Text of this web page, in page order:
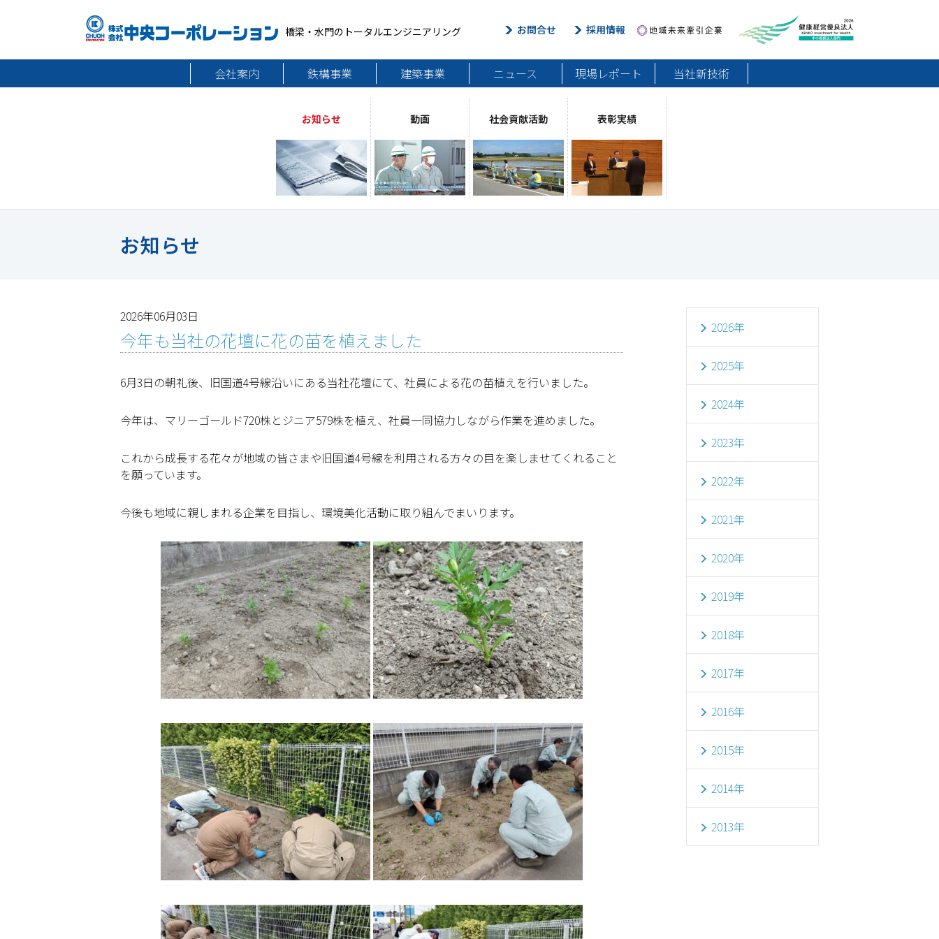
橋梁・水門のトータルエンジニアリング お問合せ 採用情報
会社案内
鉄構事業 建築事業 ニュース 現場レポート 当社新技術
お知らせ 動画 社会貢献活動 表彰実績
お知らせ
2026年
2025年
2024年
2023年
2022年
2021年
2020年
2019年
2018年
2017年
2016年
2015年
2014年
2013年
2026年06月03日
今年も当社の花壇に花の苗を植えました
6月3日の朝礼後、旧国道4号線沿いにある当社花壇にて、社員による花の苗植えを行いました。
今年は、マリーゴールド720株とジニア579株を植え、社員一同協力しながら作業を進めました。
これから成長する花々が地域の皆さまや旧国道4号線を利用される方々の目を楽しませてくれること
を願っています。
今後も地域に親しまれる企業を目指し、環境美化活動に取り組んでまいります。